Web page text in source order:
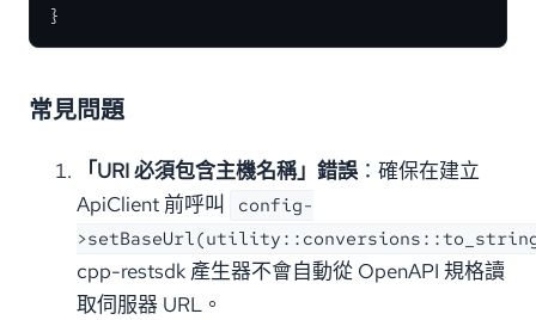
}
常見問題
「URI 必須包含主機名稱」錯誤 ：確保在建立
ApiClient 前呼叫
config-
cpp-restsdk 產生器不會自動從 OpenAPI 規格讀
取伺服器 URL。